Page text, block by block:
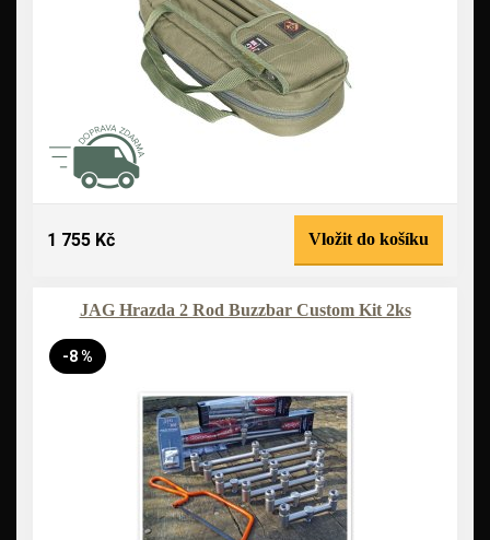
1 755 Kč Vložit do košíku
JAG Hrazda 2 Rod Buzzbar Custom Kit 2ks
-8 %